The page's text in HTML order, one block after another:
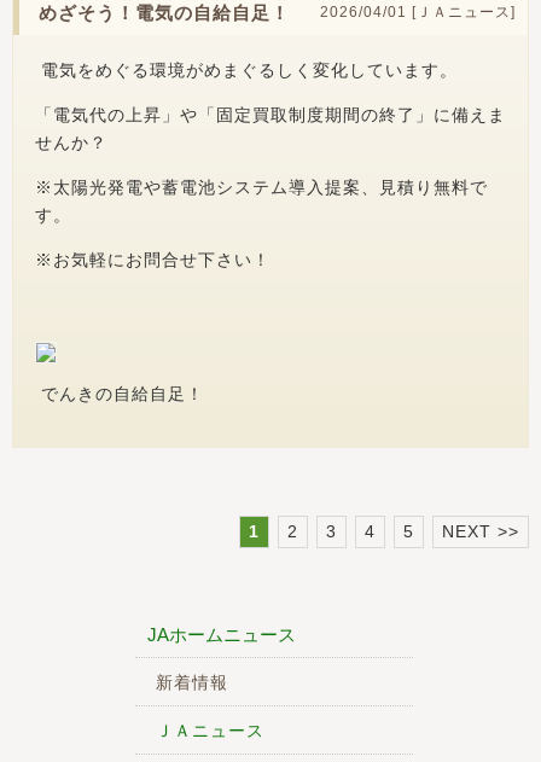
JAホームニュース
新着情報
ＪＡニュース
めざそう！電気の自給自足！ 2026/04/01 [ ＪＡニュース]
電気をめぐる環境がめまぐるしく変化しています。
「電気代の上昇」や「固定買取制度期間の終了」に備えま
せんか？
※太陽光発電や蓄電池システム導入提案、見積り無料で
す。
※お気軽にお問合せ下さい！
でんきの自給自足！
1 2 3 4 5 NEXT >>